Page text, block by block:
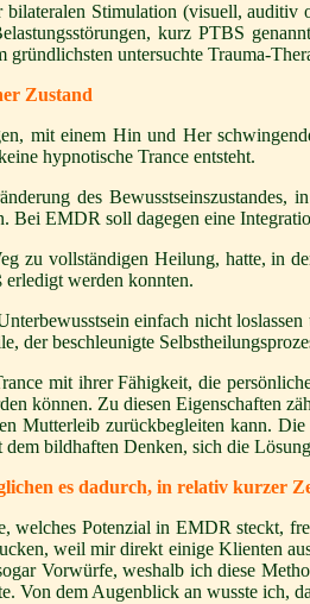
Stimulation (visuell,
kurz PTBS
untersuchte Trauma-
Zustand
mit einem Hin und Her
hypnotische Trance entsteht.
des
Bei EMDR soll dagegen eine
zu vollständigen Heilung, hatte, in
werden konnten.
einfach nicht
der beschleunigte
mit ihrer Fähigkeit, die
können. Zu diesen Eigenschaften
Mutterleib zurückbegleiten kann.
bildhaften Denken, sich die
es dadurch, in relativ kurzer
welches Potenzial in EMDR steckt,
weil mir direkt einige Klienten
Vorwürfe, weshalb ich diese
Von dem Augenblick an wusste ich,